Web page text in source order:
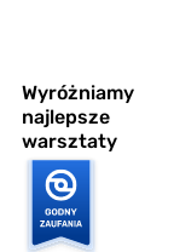
Wyróżniamy
najlepsze
warsztaty